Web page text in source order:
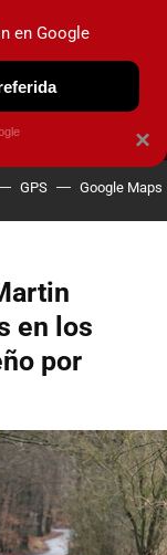
NUEVO
GPS Google Maps
en los
por
×
en Google